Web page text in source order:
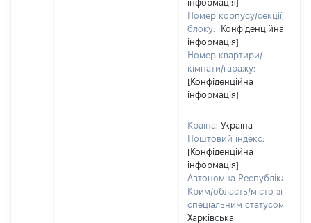
інформація]
Номер корпусу/секції/
блоку: [Конфіденційна
інформація]
Номер квартири/
кімнати/гаражу:
[Конфіденційна
інформація]
Країна: Україна
Поштовий індекс:
[Конфіденційна
інформація]
Автономна Республіка
Крим/область/місто зі
спеціальним статусом:
Харківська